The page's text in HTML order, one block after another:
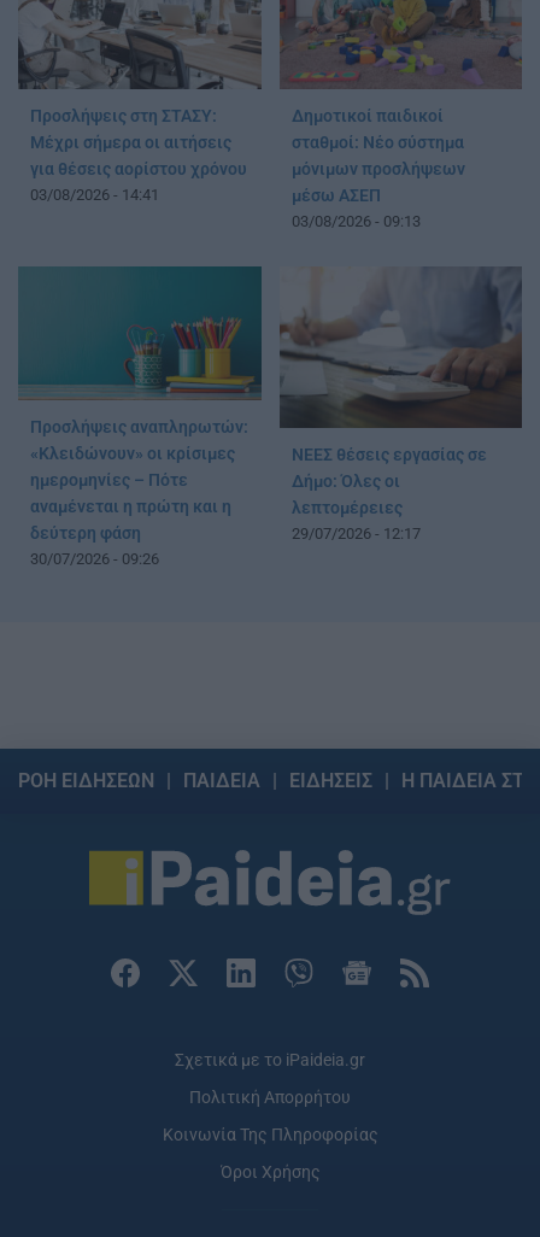
Προσλήψεις στη ΣΤΑΣΥ:
Μέχρι σήμερα οι αιτήσεις
για θέσεις αορίστου χρόνου
03/08/2026 - 14:41
Δημοτικοί παιδικοί
σταθμοί: Νέο σύστημα
μόνιμων προσλήψεων
μέσω ΑΣΕΠ
03/08/2026 - 09:13
Προσλήψεις αναπληρωτών:
«Κλειδώνουν» οι κρίσιμες
ημερομηνίες – Πότε
αναμένεται η πρώτη και η
δεύτερη φάση
30/07/2026 - 09:26
ΝΕΕΣ θέσεις εργασίας σε
Δήμο: Όλες οι
λεπτομέρειες
29/07/2026 - 12:17
ΡΟΗ ΕΙΔΗΣΕΩΝ ΠΑΙΔΕΙΑ ΕΙΔΗΣΕΙΣ Η ΠΑΙΔΕΙΑ
Σχετικά με το iPaideia.gr
Πολιτική Απορρήτου
Κοινωνία Της Πληροφορίας
Όροι Χρήσης